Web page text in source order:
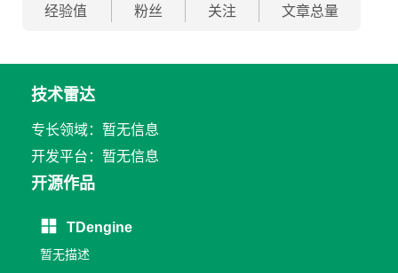
经验值 粉丝 关注 文章总量
技术雷达
专长领域：暂无信息
开发平台：暂无信息
开源作品
TDengine
暂无描述